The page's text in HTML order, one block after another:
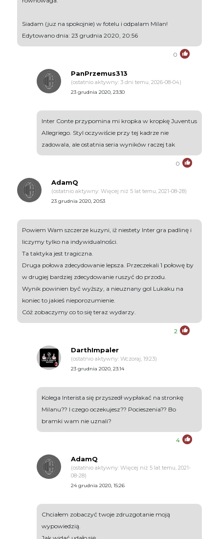
Siadam (juz na spokojnie) w fotelu i odpalam Milan!
Edytowano dnia: 23 grudnia 2020, 20:56
0
PanPrzemus313
(ostatnio aktywny: 3 dni temu, 2026-08-04)
23 grudnia 2020, 23:30
Inter Conte przypomina mi kropka w kropkę Juventus
Allegriego. Styl oczywiście przy tej kadrze nie
zadowala, ale ostatnia seria wyników raczej tak
0
AdamQ
(ostatnio aktywny: Więcej niż 5 lat temu, 2021-08-28)
23 grudnia 2020, 20:53
Powiem Wam szczerze kuzyni, iż niestety Inter gra padlinę i
liczymy tylko na indywidualności.
Ta taktyka jest tragiczna.
Druga połowa zdecydowanie lepsza. Przeczekali 1 połowę by
w drugiej bardziej zdecydowanie ruszyć do przodu.
Wynik powinien być wyższy, a nieuznany gol Lukaku na
koniec to jakieś nieporozumienie.
Cóż zobaczymy co to się teraz wydarzy.
2
DarthImpaler
(ostatnio aktywny: Wczoraj, 19:23)
23 grudnia 2020, 23:14
Kolega Interista się przyszedł wypłakać na stronkę
Milanu?? I czego oczekujesz?? Pocieszenia?? Bo
bramki wam nie uznali?
4
AdamQ
(ostatnio aktywny: Więcej niż 5 lat temu, 2021-
08-28)
24 grudnia 2020, 15:26
Chciałem zobaczyć twoje zdruzgotanie moją
wypowiedzią.